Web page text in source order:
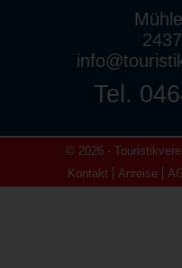
Tel.
© 2026 -
Kontakt
Anreise